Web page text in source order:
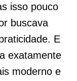
isso pouco
buscava
E
exatamente
moderno e